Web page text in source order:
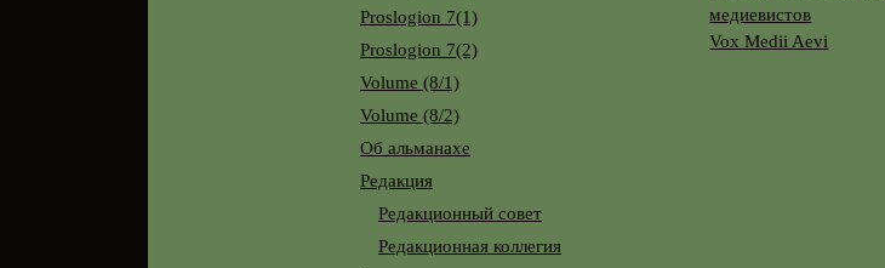
Proslogion 7(1)
Proslogion 7(2)
Volume (8/1)
Volume (8/2)
Об альманахе
Редакция
Редакционный совет
Редакционная коллегия
медиевистов
Vox Medii Aevi